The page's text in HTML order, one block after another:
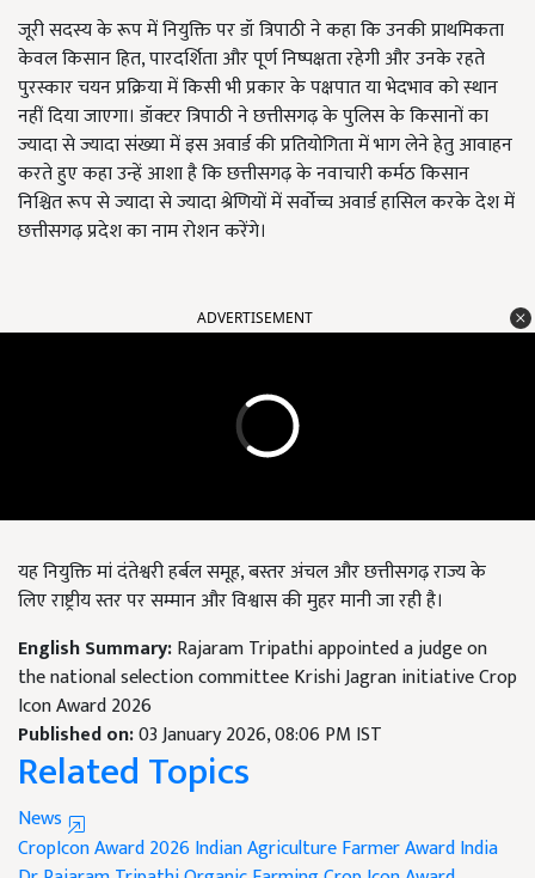
जूरी सदस्य के रूप में नियुक्ति पर डॉ त्रिपाठी ने कहा कि उनकी प्राथमिकता
केवल किसान हित, पारदर्शिता और पूर्ण निष्पक्षता रहेगी और उनके रहते
पुरस्कार चयन प्रक्रिया में किसी भी प्रकार के पक्षपात या भेदभाव को स्थान
नहीं दिया जाएगा। डॉक्टर त्रिपाठी ने छत्तीसगढ़ के पुलिस के किसानों का
ज्यादा से ज्यादा संख्या में इस अवार्ड की प्रतियोगिता में भाग लेने हेतु आवाहन
करते हुए कहा उन्हें आशा है कि छत्तीसगढ़ के नवाचारी कर्मठ किसान
निश्चित रूप से ज्यादा से ज्यादा श्रेणियों में सर्वोच्च अवार्ड हासिल करके देश में
छत्तीसगढ़ प्रदेश का नाम रोशन करेंगे।
ADVERTISEMENT
यह नियुक्ति मां दंतेश्वरी हर्बल समूह, बस्तर अंचल और छत्तीसगढ़ राज्य के
लिए राष्ट्रीय स्तर पर सम्मान और विश्वास की मुहर मानी जा रही है।
English Summary:Rajaram Tripathi appointed a judge on
the national selection committee Krishi Jagran initiative Crop
Icon Award 2026
Published on:03 January 2026, 08:06 PM IST
Related Topics
News
CropIcon Award 2026Indian AgricultureFarmer Award India